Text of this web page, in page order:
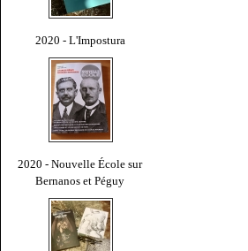
2020 - L'Impostura
2020 - Nouvelle École sur
Bernanos et Péguy